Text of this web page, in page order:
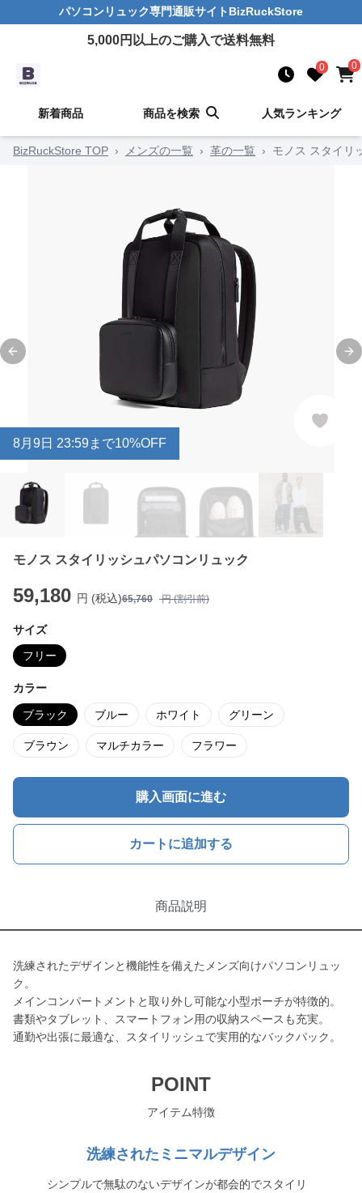
パソコンリュック専門通販サイト BizRuckStore
5,000円以上のご購入で送料無料
0 0
新着商品 商品を検索 人気ランキング
BizRuckStore TOP › メンズの一覧 › 革の一覧 › モノス スタイリ
Previous slide
8月 9 日 23:59まで10%OFF
モノス スタイリッシュパソコンリュック
59,180 円 (税込)65,760 円 (割引前)
サイズ
フリー
カラー
ブラック ブルー ホワイト グリーン
ブラウン マルチカラー フラワー
購入画面に進む
カートに追加する
商品説明
洗練されたデザインと機能性を備えたメンズ向けパソコンリュッ
ク。
メインコンパートメントと取り外し可能な小型ポーチが特徴的。
書類やタブレット、スマートフォン用の収納スペースも充実。
通勤や出張に最適な、スタイリッシュで実用的なバックパック。
POINT
アイテム特徴
洗練されたミニマルデザイン
シンプルで無駄のないデザインが都会的でスタイリ